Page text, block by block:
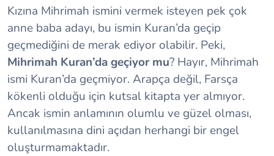
Kızına Mihrimah ismini vermek isteyen pek çok
anne baba adayı, bu ismin Kuran’da geçip
geçmediğini de merak ediyor olabilir. Peki,
Mihrimah Kuran’da geçiyor mu? Hayır, Mihrimah
ismi Kuran’da geçmiyor. Arapça değil, Farsça
kökenli olduğu için kutsal kitapta yer almıyor.
Ancak ismin anlamının olumlu ve güzel olması,
kullanılmasına dini açıdan herhangi bir engel
oluşturmamaktadır.